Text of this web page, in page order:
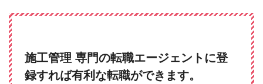
施工管理 専門の転職エージェントに登
録すれば有利な転職ができます。